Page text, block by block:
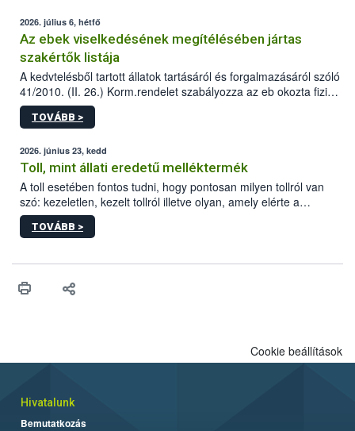
2026. július 6, hétfő
Az ebek viselkedésének megítélésében jártas
szakértők listája
A kedvtelésből tartott állatok tartásáról és forgalmazásáról szóló
41/2010. (II. 26.) Korm.rendelet szabályozza az eb okozta fizikai
sérülés, illetve ennek veszélye keletkezésekor felmerülő
hatósági feladatokat, valamint a veszélyes eb tartását és annak
vonni az ebek viselkedésének megítélésében jártas szakértőt.
TOVÁBB >
2026. június 23, kedd
Toll, mint állati eredetű melléktermék
A toll esetében fontos tudni, hogy pontosan milyen tollról van
szó: kezeletlen, kezelt tollról illetve olyan, amely elérte a
„végpontját”.
TOVÁBB >
Cookie beállítások
Hivatalunk
Bemutatkozás